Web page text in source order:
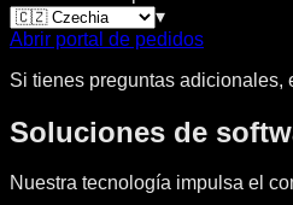
▾
Abrir portal de pedidos
Si tienes preguntas adicionales,
Soluciones de
Nuestra tecnología impulsa el